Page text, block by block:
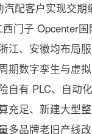
配客户实现交
门子 Opcenter
江、安徽均布局
期数字孪生与虚
自有 PLC、自动
充足、新建大型
多品牌老旧产线